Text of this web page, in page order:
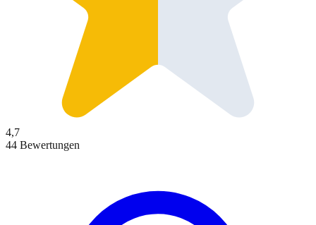
4,7
44 Bewertungen